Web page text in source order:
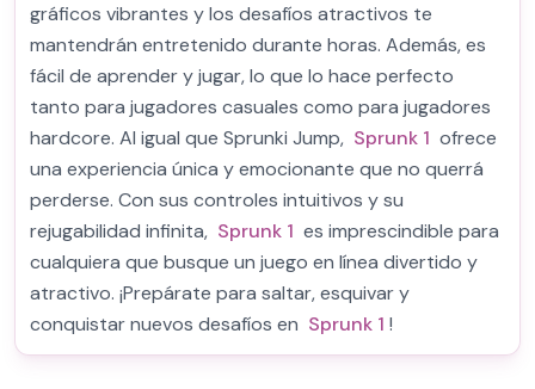
gráficos vibrantes y los desafíos atractivos te
mantendrán entretenido durante horas. Además, es
fácil de aprender y jugar, lo que lo hace perfecto
tanto para jugadores casuales como para jugadores
hardcore. Al igual que Sprunki Jump, Sprunk 1 ofrece
una experiencia única y emocionante que no querrá
perderse. Con sus controles intuitivos y su
rejugabilidad infinita, Sprunk 1 es imprescindible para
cualquiera que busque un juego en línea divertido y
atractivo. ¡Prepárate para saltar, esquivar y
conquistar nuevos desafíos en Sprunk 1 !